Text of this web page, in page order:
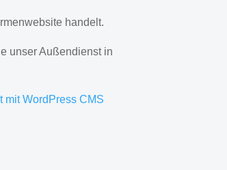
handelt.
unser Außendienst in
mit WordPress CMS